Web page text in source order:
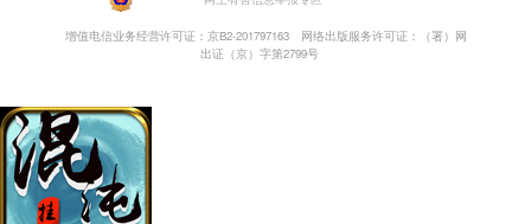
增值电信业务经营许可证：京B2-201797163
网络出版服务许可证：（署）网
出证（京）字第2799号